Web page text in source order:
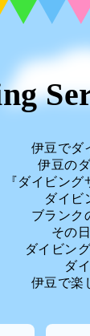
伊豆でダ
伊豆の
『ダイビン
ダイビ
ブランク
その
ダイビン
ダ
伊豆で楽